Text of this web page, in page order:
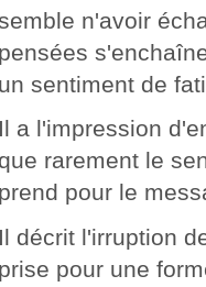
n'avoir
pensées
un sentiment de
Il a l'impression
que rarement le
prend pour le
Il décrit l'irruption
prise pour une